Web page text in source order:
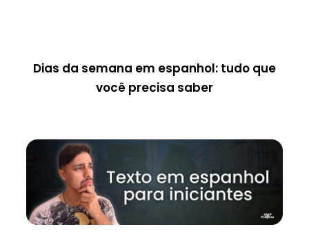
Dias da semana em espanhol: tudo que
você precisa saber